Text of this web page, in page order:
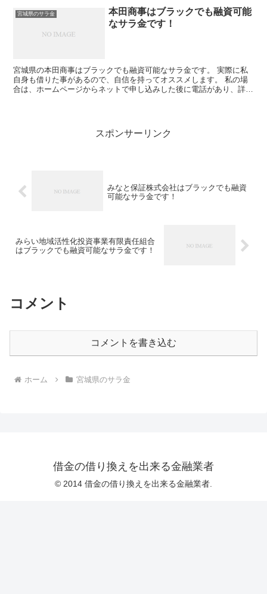
宮城県のサラ金
本田商事はブラックでも融資可能
なサラ金です！
宮城県の本田商事はブラックでも融資可能なサラ金です。 実際に私
自身も借りた事があるので、自信を持ってオススメします。 私の場
合は、ホームページからネットで申し込みした後に電話があり、詳細
スポンサーリンク
みなと保証株式会社はブラックでも融資
可能なサラ金です！
みらい地域活性化投資事業有限責任組合
はブラックでも融資可能なサラ金です！
コメント
コメントを書き込む
ホーム 宮城県のサラ金
借金の借り換えを出来る金融業者
© 2014 借金の借り換えを出来る金融業者.